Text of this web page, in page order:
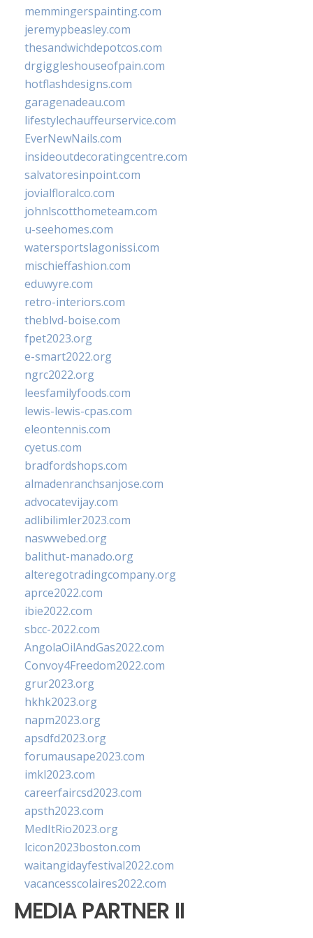
memmingerspainting.com
jeremypbeasley.com
thesandwichdepotcos.com
drgiggleshouseofpain.com
hotflashdesigns.com
garagenadeau.com
lifestylechauffeurservice.com
EverNewNails.com
insideoutdecoratingcentre.com
salvatoresinpoint.com
jovialfloralco.com
johnlscotthometeam.com
u-seehomes.com
watersportslagonissi.com
mischieffashion.com
eduwyre.com
retro-interiors.com
theblvd-boise.com
fpet2023.org
e-smart2022.org
ngrc2022.org
leesfamilyfoods.com
lewis-lewis-cpas.com
eleontennis.com
cyetus.com
bradfordshops.com
almadenranchsanjose.com
advocatevijay.com
adlibilimler2023.com
naswwebed.org
balithut-manado.org
alteregotradingcompany.org
aprce2022.com
ibie2022.com
sbcc-2022.com
AngolaOilAndGas2022.com
Convoy4Freedom2022.com
grur2023.org
hkhk2023.org
napm2023.org
apsdfd2023.org
forumausape2023.com
imkl2023.com
careerfaircsd2023.com
apsth2023.com
MedItRio2023.org
lcicon2023boston.com
waitangidayfestival2022.com
vacancesscolaires2022.com
MEDIA PARTNER II